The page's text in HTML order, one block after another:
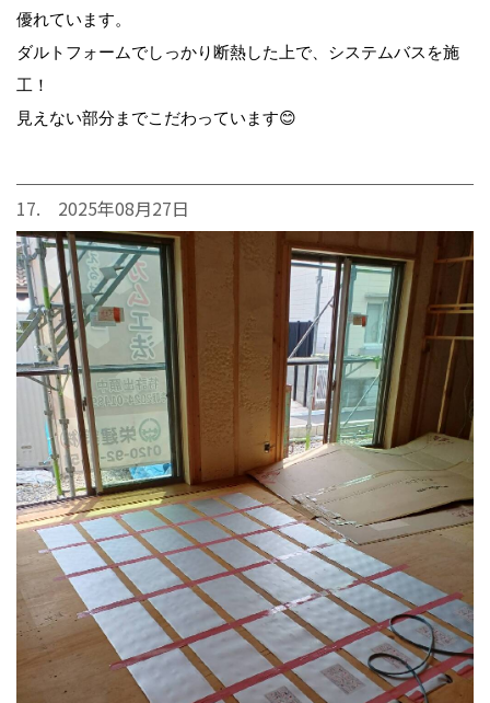
優れています。
ダルトフォームでしっかり断熱した上で、システムバスを施
工！
見えない部分までこだわっています😊
17. 2025年08月27日